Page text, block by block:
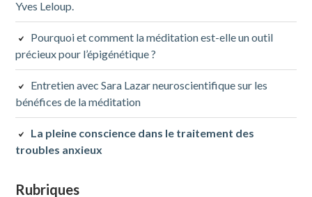
Yves Leloup.
Pourquoi et comment la méditation est-elle un outil
précieux pour l’épigénétique ?
Entretien avec Sara Lazar neuroscientifique sur les
bénéfices de la méditation
La pleine conscience dans le traitement des
troubles anxieux
Rubriques